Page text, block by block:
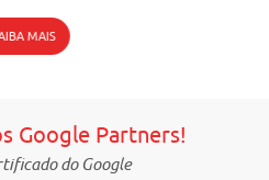
MAIS
Google Partners!
do Google